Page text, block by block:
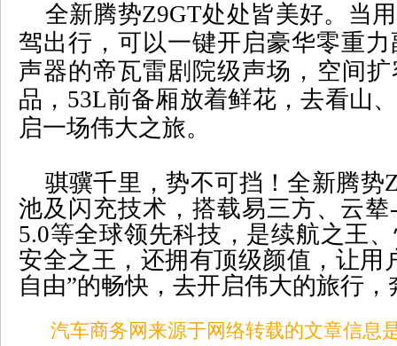
全新腾势Z9GT处处皆美好。当
驾出行，可以一键开启豪华零重
声器的帝瓦雷剧院级声场，空间
品， 53L前备厢放着鲜花，去看山
启一场伟大之旅。
骐骥千里，势不可挡！全新腾势
池及闪充技术，搭载易三方、云辇
5.0等全球领先科技，是续航之王
安全之王，还拥有顶级颜值，让用
自由”的畅快，去开启伟大的旅行
汽车商务网来源于网络转载的文章信息